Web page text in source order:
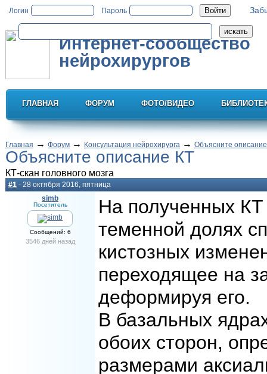
Логин Пароль
Интернет-сообщество
нейрохирургов
ГЛАВНАЯ ФОРУМ ФОТО/ВИДЕО
Главная → Форум → Консультация нейрохирурга → Объясните
Объясните описание КТ
КТ-скан головного мозга
#1 - 28 октября 2016, пятница
simb
Посетитель
Сообщений: 6
3546 дней назад
На полученных КТ
теменной долях
кистозных
переходящее на
деформируя его.
В базальных
обоих сторон,
размерами